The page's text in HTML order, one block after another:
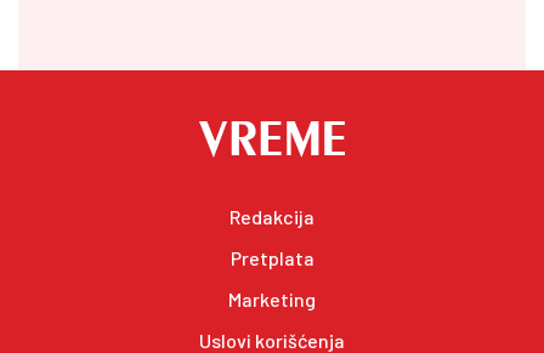
Redakcija
Pretplata
Marketing
Uslovi korišćenja